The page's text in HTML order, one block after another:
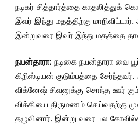
நடிகர் சித்தார்த்தை காதலித்துக்
இவர் இந்து மதத்திற்கு
இன்றுவரை இவர் இந்து மதத்தை தான்
நயன்தாரா: நடிகை நயன்தாரா வை
கிறிஸ்டியன் குடும்பத்தை
விக்னேஷ் சிவனுக்கு சொந்த ஊர்
விக்கியை திருமணம் செய்வதற்கு
தழுவினார். இன்று வரை பல